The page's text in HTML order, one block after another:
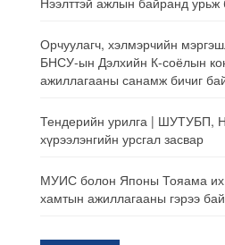
Орчуулагч, хэлмэрчийн
БНСУ-ын Дэлхийн К-соёлын
ажиллагааны санамж бичиг
Тендерийн урилга | ШУТУБП,
хүрээлэнгийн урсгал засвар
МУИС болон Японы Тояама их
хамтын ажиллагааны гэрээ